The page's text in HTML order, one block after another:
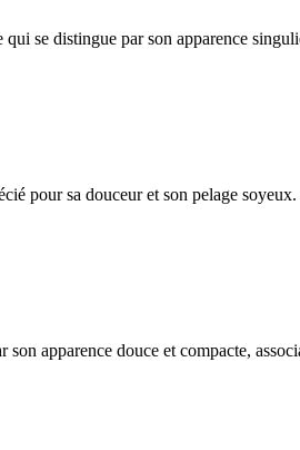
se distingue par son apparence
pour sa douceur et son pelage
apparence douce et compacte,